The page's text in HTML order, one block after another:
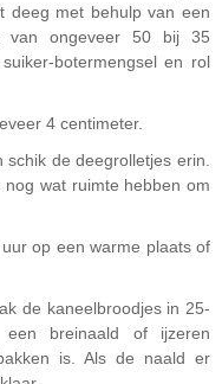
deeg met behulp van een
van ongeveer 50 bij 35
botermengsel en rol
4 centimeter.
de deegrolletjes erin.
wat ruimte hebben om
op een warme plaats of
de kaneelbroodjes in 25-
breinaald of ijzeren
is. Als de naald er